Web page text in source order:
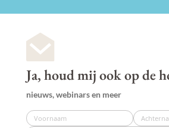
Ja, houd mij ook op de
nieuws, webinars en meer